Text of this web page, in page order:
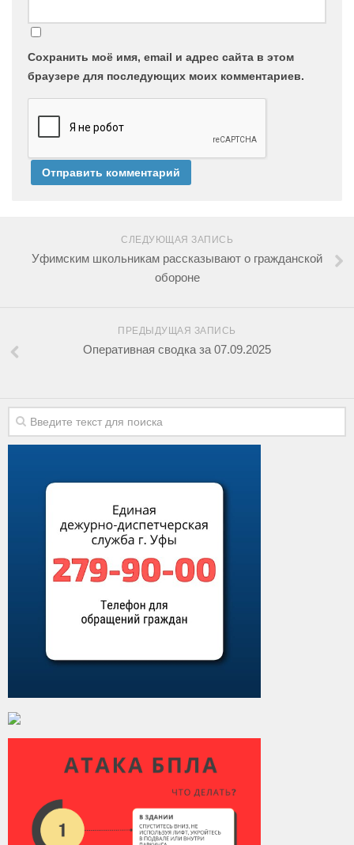
Сохранить моё имя, email и адрес сайта в этом
браузере для последующих моих комментариев.
СЛЕДУЮЩАЯ ЗАПИСЬ
Уфимским школьникам рассказывают о гражданской
обороне
ПРЕДЫДУЩАЯ ЗАПИСЬ
Оперативная сводка за 07.09.2025